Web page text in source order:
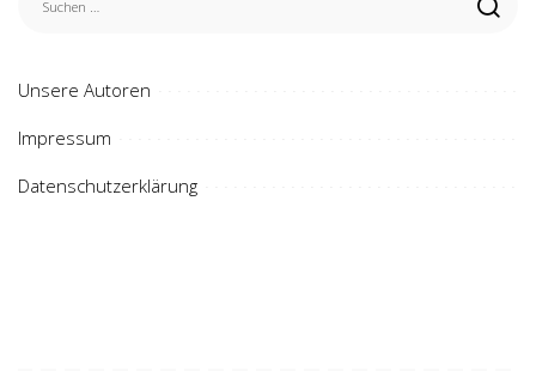
Unsere Autoren
Impressum
Datenschutzerklärung